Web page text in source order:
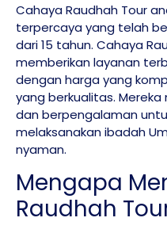
Cahaya Raudhah Tour
terpercaya yang telah
dari 15 tahun. Cahaya
memberikan layanan
dengan harga yang
yang berkualitas.
dan berpengalaman
melaksanakan ibadah
nyaman.
Mengapa
Raudhah